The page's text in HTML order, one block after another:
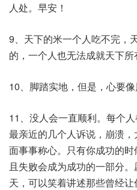
人处。早安！
9、天下的米一个人吃不完，
的，一个人也无法成就天下所
10、脚踏实地，但是，心要
11、没人会一直顺利。每个
最亲近的几个人诉说，崩溃
面事事称心。只有你成功的
且失败会成为成功的一部分
天，可以笑着讲述那些曾经